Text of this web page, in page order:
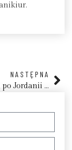
NASTĘPNA
Wycieczka po Jordanii w 11 dni